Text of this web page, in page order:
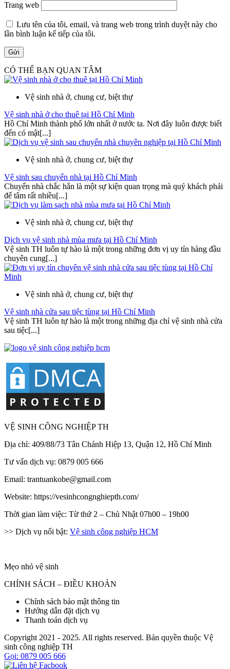
Trang web
Lưu tên của tôi, email, và trang web trong trình duyệt này cho
lần bình luận kế tiếp của tôi.
CÓ THỂ BẠN QUAN TÂM
Vệ sinh nhà ở, chung cư, biệt thự
Vệ sinh nhà ở cho thuê tại Hồ Chí Minh
Hồ Chí Minh thành phố lớn nhất ở nước ta. Nơi đây luôn được biết
đến có mật[...]
Vệ sinh nhà ở, chung cư, biệt thự
Vệ sinh sau chuyển nhà tại Hồ Chí Minh
Chuyển nhà chắc hẳn là một sự kiện quan trọng mà quý khách phải
để tâm rất nhiều[...]
Vệ sinh nhà ở, chung cư, biệt thự
Dịch vụ vệ sinh nhà mùa mưa tại Hồ Chí Minh
Vệ sinh TH luôn tự hào là một trong những đơn vị uy tín hàng đầu
chuyên cung[...]
Vệ sinh nhà ở, chung cư, biệt thự
Vệ sinh nhà cửa sau tiệc tùng tại Hồ Chí Minh
Vệ sinh TH luôn tự hào là một trong những địa chỉ vệ sinh nhà cửa
sau tiệc[...]
VỆ SINH CÔNG NGHIỆP TH
Địa chỉ: 409/88/73 Tân Chánh Hiệp 13, Quận 12, Hồ Chí Minh
Tư vấn dịch vụ: 0879 005 666
Email: trantuankobe@gmail.com
Website: https://vesinhcongnghiepth.com/
Thời gian làm việc: Từ thứ 2 – Chủ Nhật 07h00 – 19h00
>> Dịch vụ nổi bật: Vệ sinh công nghiệp HCM
Mẹo nhỏ vệ sinh
CHÍNH SÁCH – ĐIỀU KHOẢN
Chính sách bảo mật thông tin
Hướng dẫn đặt dịch vụ
Thanh toán dịch vụ
Copyright 2021 - 2025. All rights reserved. Bản quyền thuộc Vệ
sinh công nghiệp TH
Gọi: 0879 005 666